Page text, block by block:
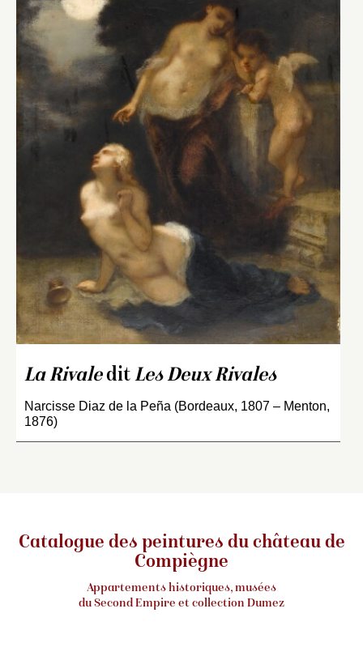
La Rivaledit Les Deux Rivales
Narcisse Diaz de la Peña (Bordeaux, 1807 – Menton,
1876)
Catalogue des peintures du château de
Compiègne
Appartements historiques, musées
du Second Empire et collection Dumez